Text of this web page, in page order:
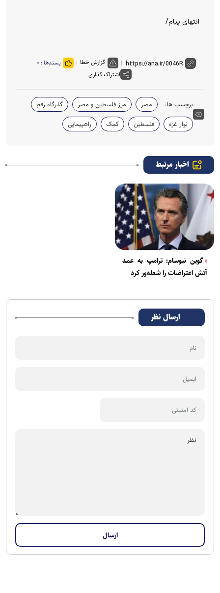
انتهای پیام/
گزارش خطا پسندها : ۰
اشتراک گذاری
برچسب ها: مصر مرز فلسطین و مصر
گذرگاه رفح
نوار غزه
فلسطین کمک راهپیمایی
اخبار مرتبط
گوین نیوسام: ترامپ به عمد
آتش اعتراضات را شعله‌ور کرد
ارسال نظر